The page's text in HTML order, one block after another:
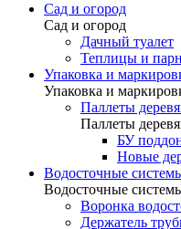
Сад и огород
Сад и огород
Дачный туалет
Теплицы и
Упаковка и
Упаковка и
Паллеты
Паллеты
БУ
Новые
Водосточные
Водосточные
Воронка
Держатель